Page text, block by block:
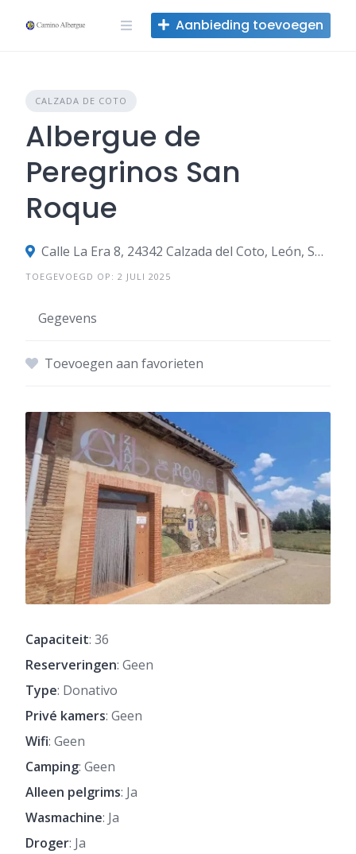
naar
Aanbieding toevoegen
CALZADA DE COTO
Albergue de
Peregrinos San
Roque
Calle La Era 8, 24342 Calzada del Coto, León, Spanje
TOEGEVOEGD OP: 2 JULI 2025
Gegevens
Toevoegen aan favorieten
Capaciteit: 36
Reserveringen: Geen
Type: Donativo
Privé kamers: Geen
Wifi: Geen
Camping: Geen
Alleen pelgrims: Ja
Wasmachine: Ja
Droger: Ja